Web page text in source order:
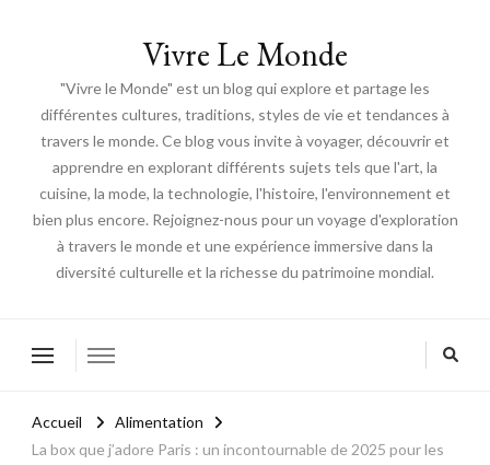
Vivre Le Monde
"Vivre le Monde" est un blog qui explore et partage les
différentes cultures, traditions, styles de vie et tendances à
travers le monde. Ce blog vous invite à voyager, découvrir et
apprendre en explorant différents sujets tels que l'art, la
cuisine, la mode, la technologie, l'histoire, l'environnement et
bien plus encore. Rejoignez-nous pour un voyage d'exploration
à travers le monde et une expérience immersive dans la
diversité culturelle et la richesse du patrimoine mondial.
Accueil
Alimentation
La box que j’adore Paris : un incontournable de 2025 pour les